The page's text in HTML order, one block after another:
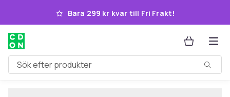
Hoppa till huvudinnehållet
Bara 299 kr kvar till Fri Frakt!
Sök efter produkter